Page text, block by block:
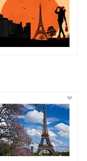
❤